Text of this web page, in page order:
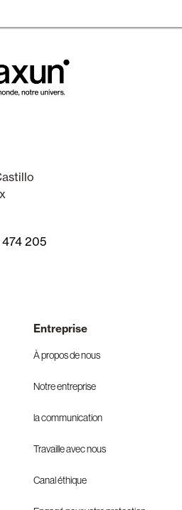
205
Entreprise
À propos de nous
Notre entreprise
la communication
Travaille avec nous
Canal éthique